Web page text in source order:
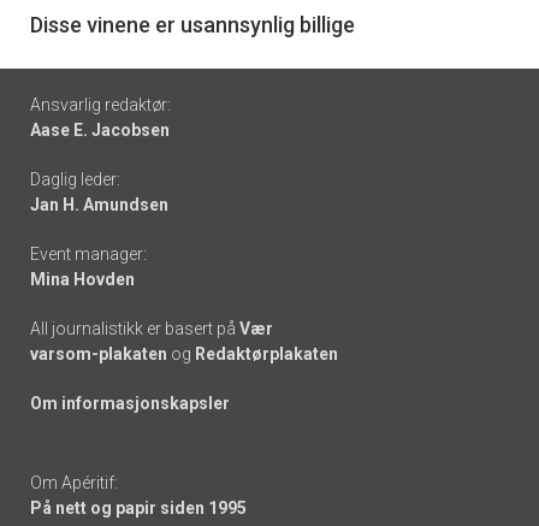
6
Disse vinene er usannsynlig billige
Footer
-
links
Ansvarlig redaktør:
Aase E. Jacobsen
Daglig leder:
Jan H. Amundsen
Event manager:
Mina Hovden
All journalistikk er basert på Vær
varsom-plakaten og Redaktørplakaten
Om informasjonskapsler
Om Apéritif:
På nett og papir siden 1995